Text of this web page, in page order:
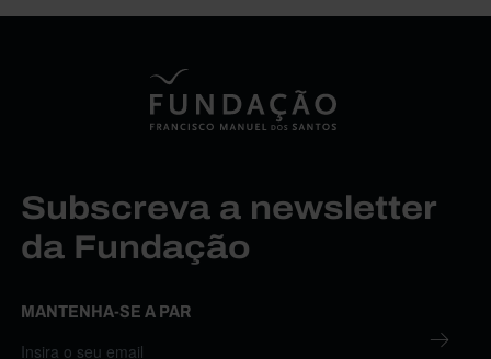
Subscreva a newsletter
da Fundação
MANTENHA-SE A PAR